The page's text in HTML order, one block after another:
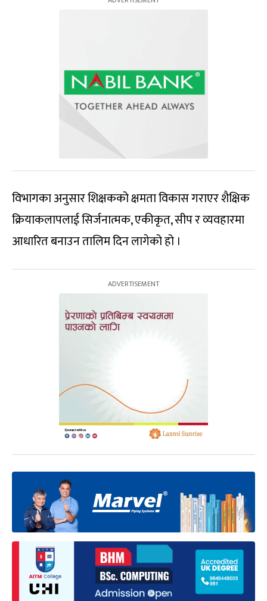
विभागका अनुसार शिक्षकको क्षमता विकास गराएर शैक्षिक
क्रियाकलापलाई सिर्जनात्मक, एकीकृत, सीप र व्यवहारमा
आधारित बनाउन तालिम दिन लागेको हो ।